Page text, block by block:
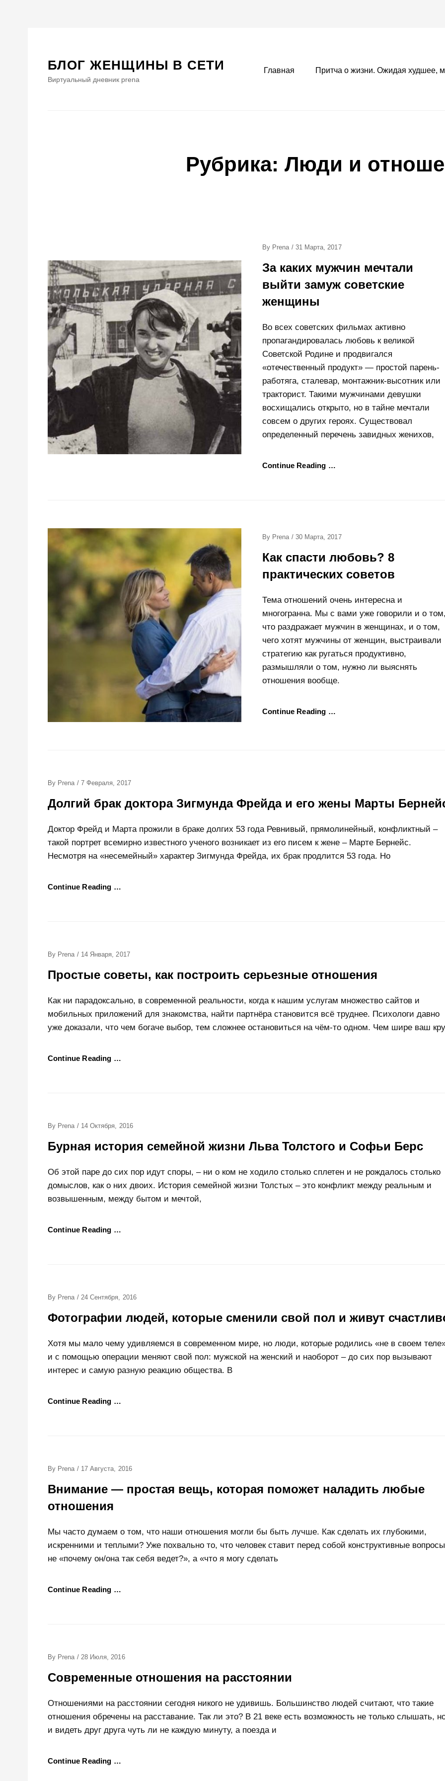
contentБЛОГ ЖЕНЩИНЫ В СЕТИ
Виртуальный дневник prena
PrimaryГлавная Притча о жизни. Ожидая худшее,
Рубрика: Люди и
By Prena/ Posted
31 Марта, 2017
За каких мужчин мечтали
выйти замуж советские
женщины
Во всех советских фильмах активно
пропагандировалась любовь к великой
Советской Родине и продвигался
«отечественный продукт» — простой парень-
работяга, сталевар, монтажник-высотник или
тракторист. Такими мужчинами девушки
восхищались открыто, но в тайне мечтали
совсем о других героях. Существовал
определенный перечень завидных женихов,
Continue Reading …
By Prena / Posted
30 Марта, 2017
Как спасти любовь? 8
практических советов
Тема отношений очень интересна и
многогранна. Мы с вами уже говорили и о
что раздражает мужчин в женщинах, и о том,
чего хотят мужчины от женщин, выстраивали
стратегию как ругаться продуктивно,
размышляли о том, нужно ли выяснять
отношения вообще.
Continue Reading …
By Prena / Posted
7 Февраля, 2017
Долгий брак доктора Зигмунда Фрейда и его жены Марты
Доктор Фрейд и Марта прожили в браке долгих 53 года Ревнивый, прямолинейный, конфликтный –
такой портрет всемирно известного ученого возникает из его писем к жене – Марте Бернейс.
Несмотря на «несемейный» характер Зигмунда Фрейда, их брак продлится 53 года. Но
Continue Reading …
By Prena / Posted
14 Января, 2017
Простые советы, как построить серьезные отношения
Как ни парадоксально, в современной реальности, когда к нашим услугам множество сайтов и
мобильных приложений для знакомства, найти партнёра становится всё труднее. Психологи давно
уже доказали, что чем богаче выбор, тем сложнее остановиться на чём-то одном. Чем шире ваш
Continue Reading …
By Prena / Posted
14 Октября, 2016
Бурная история семейной жизни Льва Толстого и Софьи Берс
Об этой паре до сих пор идут споры, – ни о ком не ходило столько сплетен и не рождалось столько
домыслов, как о них двоих. История семейной жизни Толстых – это конфликт между реальным и
возвышенным, между бытом и мечтой,
Continue Reading …
By Prena / Posted
24 Сентября, 2016
Фотографии людей, которые сменили свой пол и живут
Хотя мы мало чему удивляемся в современном мире, но люди, которые родились «не в своем
и с помощью операции меняют свой пол: мужской на женский и наоборот – до сих пор вызывают
интерес и самую разную реакцию общества. В
Continue Reading …
By Prena / Posted
17 Августа, 2016
Внимание — простая вещь, которая поможет наладить любые
отношения
Мы часто думаем о том, что наши отношения могли бы быть лучше. Как сделать их глубокими,
искренними и теплыми? Уже похвально то, что человек ставит перед собой конструктивные
не «почему он/она так себя ведет?», а «что я могу сделать
Continue Reading …
By Prena / Posted
28 Июля, 2016
Современные отношения на расстоянии
Отношениями на расстоянии сегодня никого не удивишь. Большинство людей считают, что такие
отношения обречены на расставание. Так ли это? В 21 веке есть возможность не только слышать,
и видеть друг друга чуть ли не каждую минуту, а поезда и
Continue Reading …